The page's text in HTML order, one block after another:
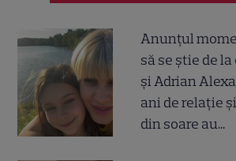
Anunțul
să se știe de la
și Adrian
ani de relație
din soare au...